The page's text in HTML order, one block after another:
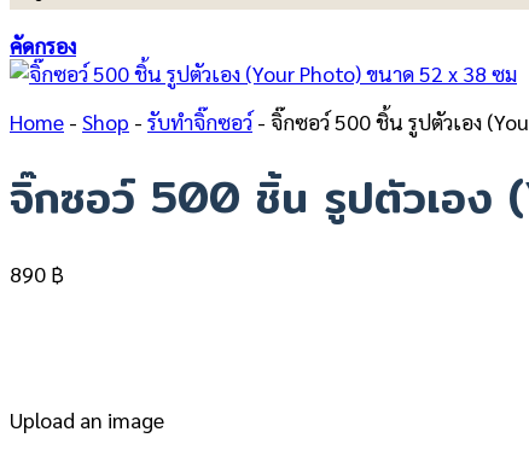
คัดกรอง
Home - Shop - รับทำจิ๊กซอว์- จิ๊กซอว์ 500 ชิ้น รูปตัวเอง
จิ๊กซอว์ 500 ชิ้น รูปตัวเอง
890 ฿
Upload an image